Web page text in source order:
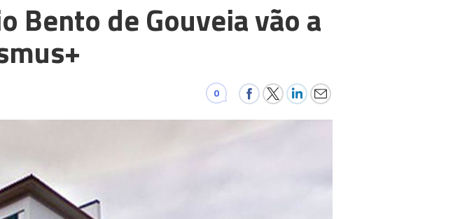
Bento de Gouveia vão a
0